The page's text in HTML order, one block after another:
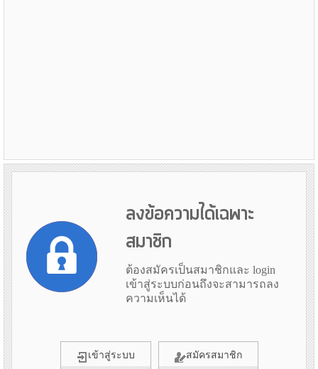
ลงข้อความได้เฉพาะ
สมาชิก
ต้องสมัครเป็นสมาชิกและ login
เข้าสู่ระบบก่อนถึงจะสามารถลง
ความเห็นได้
เข้าสู่ระบบ สมัครสมาชิก